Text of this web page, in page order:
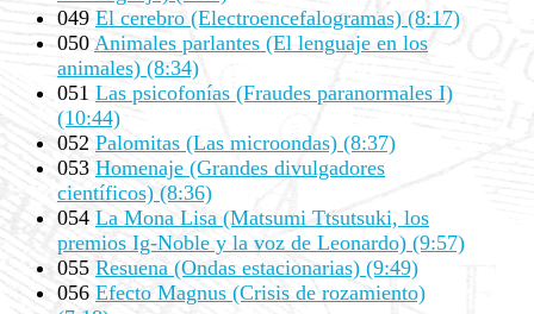
049 El cerebro (Electroencefalogramas) (8:17)
050 Animales parlantes (El lenguaje en los
animales) (8:34)
051 Las psicofonías (Fraudes paranormales I)
(10:44)
052 Palomitas (Las microondas) (8:37)
053 Homenaje (Grandes divulgadores
científicos) (8:36)
054 La Mona Lisa (Matsumi Ttsutsuki, los
premios Ig-Noble y la voz de Leonardo) (9:57)
055 Resuena (Ondas estacionarias) (9:49)
056 Efecto Magnus (Crisis de rozamiento)